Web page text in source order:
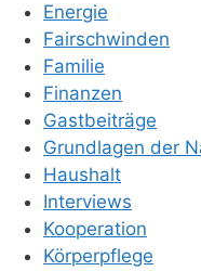
Energie
Fairschwinden
Familie
Finanzen
Gastbeiträge
Grundlagen der
Haushalt
Interviews
Kooperation
Körperpflege